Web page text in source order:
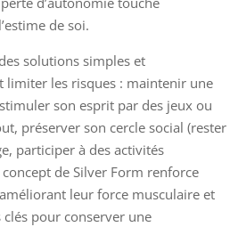
de soi.
solutions simples et
limiter les risques : maintenir une
son esprit par des jeux ou
préserver son cercle social (rester
participer à des activités
de Silver Form renforce
leur force musculaire et
pour conserver une